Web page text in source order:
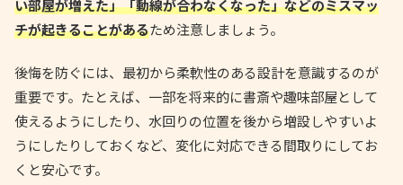
い部屋が増えた」「動線が合わなくなった」などのミスマッ
チが起きることがあるため注意しましょう。
後悔を防ぐには、最初から柔軟性のある設計を意識するのが
重要です。たとえば、一部を将来的に書斎や趣味部屋として
使えるようにしたり、水回りの位置を後から増設しやすいよ
うにしたりしておくなど、変化に対応できる間取りにしてお
くと安心です。